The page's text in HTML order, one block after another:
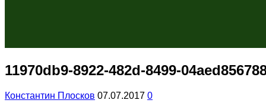
11970db9-8922-482d-8499-
Константин Плосков 07.07.2017 0